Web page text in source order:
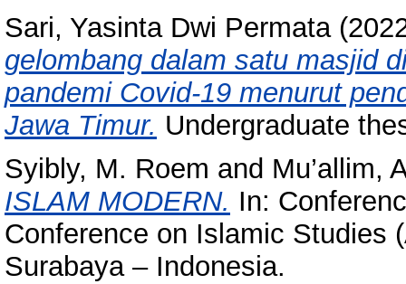
Sari, Yasinta Dwi Permata
gelombang dalam satu masjid
pandemi Covid-19 menurut
Jawa Timur. Undergraduate
Syibly, M. Roem and Mu’allim,
ISLAM MODERN. In:
Conference on Islamic Studies
Surabaya – Indonesia.